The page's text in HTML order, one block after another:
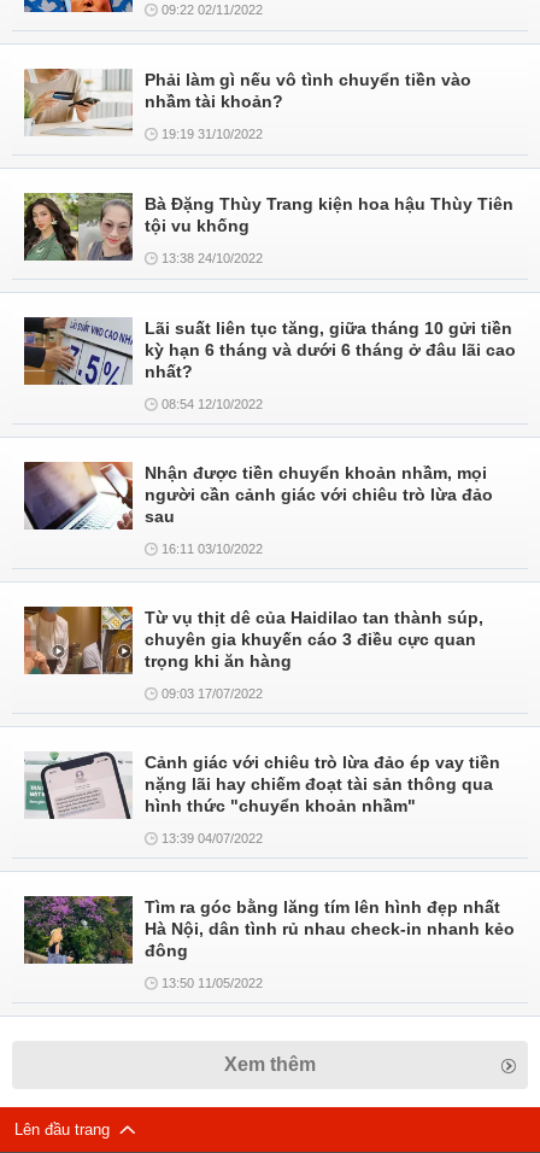
09:22 02/11/2022
Phải làm gì nếu vô tình chuyển tiền vào
nhầm tài khoản?
19:19 31/10/2022
Bà Đặng Thùy Trang kiện hoa hậu Thùy Tiên
tội vu khống
13:38 24/10/2022
Lãi suất liên tục tăng, giữa tháng 10 gửi tiền
kỳ hạn 6 tháng và dưới 6 tháng ở đâu lãi cao
nhất?
08:54 12/10/2022
Nhận được tiền chuyển khoản nhầm, mọi
người cần cảnh giác với chiêu trò lừa đảo
sau
16:11 03/10/2022
Từ vụ thịt dê của Haidilao tan thành súp,
chuyên gia khuyến cáo 3 điều cực quan
trọng khi ăn hàng
09:03 17/07/2022
Cảnh giác với chiêu trò lừa đảo ép vay tiền
nặng lãi hay chiếm đoạt tài sản thông qua
hình thức "chuyển khoản nhầm"
13:39 04/07/2022
Tìm ra góc bằng lăng tím lên hình đẹp nhất
Hà Nội, dân tình rủ nhau check-in nhanh kẻo
đông
13:50 11/05/2022
Xem thêm
Lên đầu trang